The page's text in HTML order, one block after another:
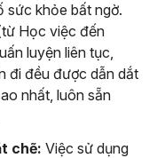
sức khỏe bất ngờ.
Học việc đến
luyện liên tục,
đi đều được dẫn dắt
nhất, luôn sẵn
chẽ: Việc sử dụng